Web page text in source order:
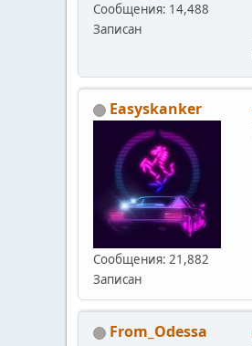
Сообщения: 14,488
Записан
Easyskanker
Сообщения: 21,882
Записан
From_Odessa